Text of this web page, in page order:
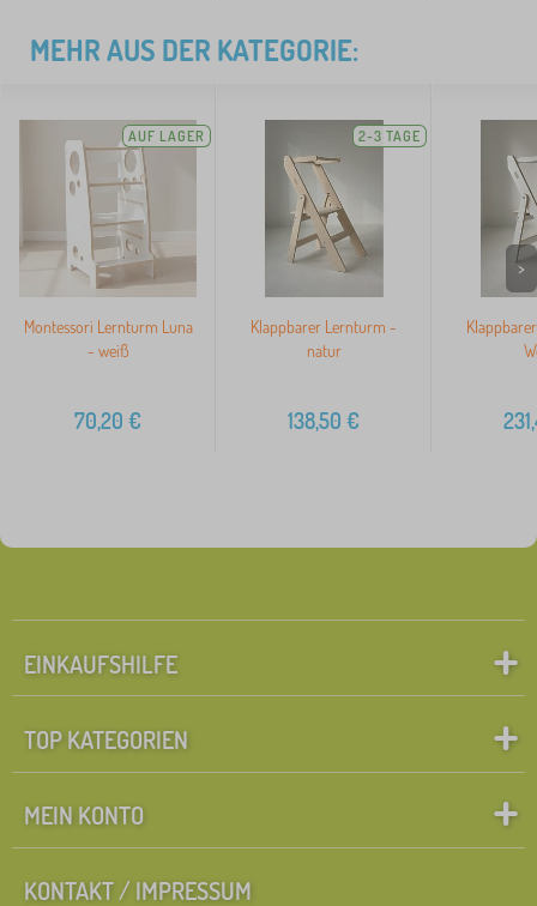
MEHR AUS DER KATEGORIE:
AUF LAGER
Montessori Lernturm Luna
- weiß
70,20 €
2-3 TAGE
Klappbarer Lernturm -
natur
138,50 €
>
EINKAUFSHILFE
TOP KATEGORIEN
MEIN KONTO
KONTAKT / IMPRESSUM